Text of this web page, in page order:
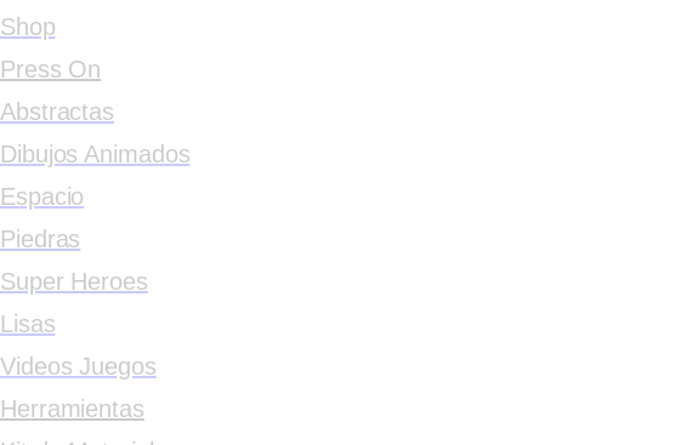
Shop
Press On
Abstractas
Dibujos Animados
Espacio
Piedras
Super Heroes
Lisas
Videos Juegos
Herramientas